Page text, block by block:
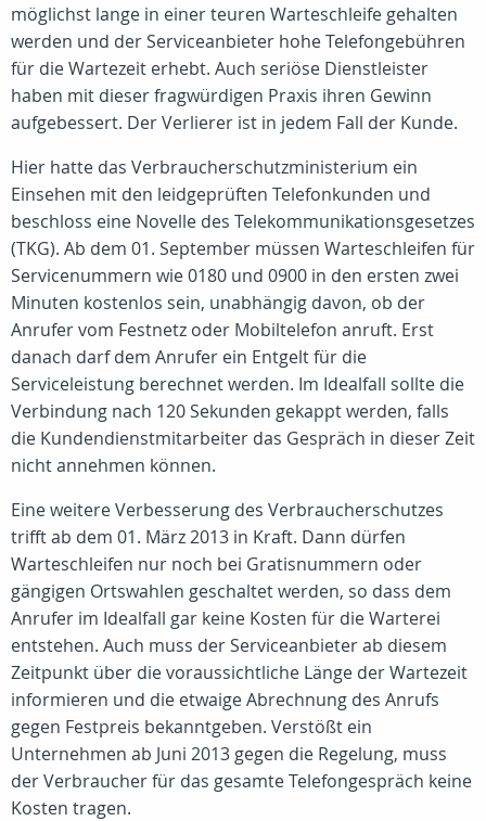
möglichst lange in einer teuren Warteschleife gehalten
werden und der Serviceanbieter hohe Telefongebühren
für die Wartezeit erhebt. Auch seriöse Dienstleister
haben mit dieser fragwürdigen Praxis ihren Gewinn
aufgebessert. Der Verlierer ist in jedem Fall der Kunde.
Hier hatte das Verbraucherschutzministerium ein
Einsehen mit den leidgeprüften Telefonkunden und
beschloss eine Novelle des Telekommunikationsgesetzes
(TKG). Ab dem 01. September müssen Warteschleifen für
Servicenummern wie 0180 und 0900 in den ersten zwei
Minuten kostenlos sein, unabhängig davon, ob der
Anrufer vom Festnetz oder Mobiltelefon anruft. Erst
danach darf dem Anrufer ein Entgelt für die
Serviceleistung berechnet werden. Im Idealfall sollte die
Verbindung nach 120 Sekunden gekappt werden, falls
die Kundendienstmitarbeiter das Gespräch in dieser Zeit
nicht annehmen können.
Eine weitere Verbesserung des Verbraucherschutzes
trifft ab dem 01. März 2013 in Kraft. Dann dürfen
Warteschleifen nur noch bei Gratisnummern oder
gängigen Ortswahlen geschaltet werden, so dass dem
Anrufer im Idealfall gar keine Kosten für die Warterei
entstehen. Auch muss der Serviceanbieter ab diesem
Zeitpunkt über die voraussichtliche Länge der Wartezeit
informieren und die etwaige Abrechnung des Anrufs
gegen Festpreis bekanntgeben. Verstößt ein
Unternehmen ab Juni 2013 gegen die Regelung, muss
der Verbraucher für das gesamte Telefongespräch keine
Kosten tragen.